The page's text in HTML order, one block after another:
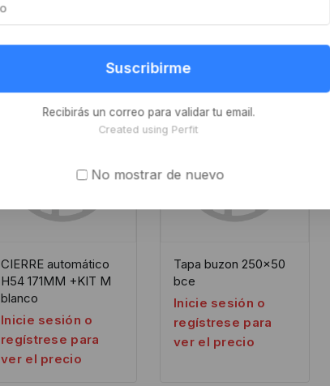
CIERRE automático
H54 171MM +KIT M
blanco
Inicie sesión o
regístrese para
ver el precio
Tapa buzon 250×50
bce
Inicie sesión o
regístrese para
ver el precio
Suscribirme
Recibirás un correo para validar tu email.
Created using Perfit
No mostrar de nuevo